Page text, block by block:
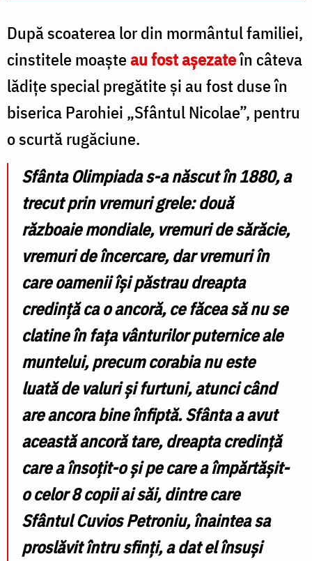
După scoaterea lor din mormântul familiei,
cinstitele moașteau fost așezateîn câteva
lădițe special pregătite și au fost duse în
biserica Parohiei „Sfântul Nicolae”, pentru
o scurtă rugăciune.
Sfânta Olimpiada s-a născut în 1880, a
trecut prin vremuri grele: două
războaie mondiale, vremuri de sărăcie,
vremuri de încercare, dar vremuri în
care oamenii își păstrau dreapta
credință ca o ancoră, ce făcea să nu se
clatine în fața vânturilor puternice ale
muntelui, precum corabia nu este
luată de valuri și furtuni, atunci când
are ancora bine înfiptă. Sfânta a avut
această ancoră tare, dreapta credință
care a însoțit-o și pe care a împărtășit-
o celor 8 copii ai săi, dintre care
Sfântul Cuvios Petroniu, înaintea sa
proslăvit întru sfinți, a dat el însuși